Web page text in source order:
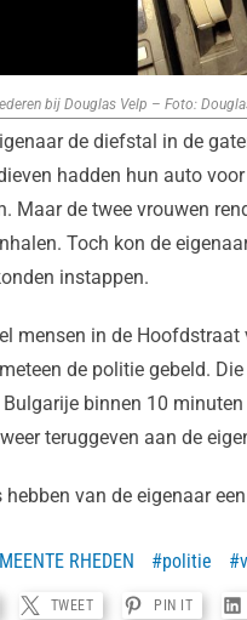
bij Douglas Velp – Foto:
de diefstal in de
hadden hun auto
Maar de twee vrouwen
Toch kon de
instappen.
mensen in de
de politie gebeld.
binnen 10
teruggeven aan de
hebben van de eigenaar
RHEDEN politie
TWEET PIN IT